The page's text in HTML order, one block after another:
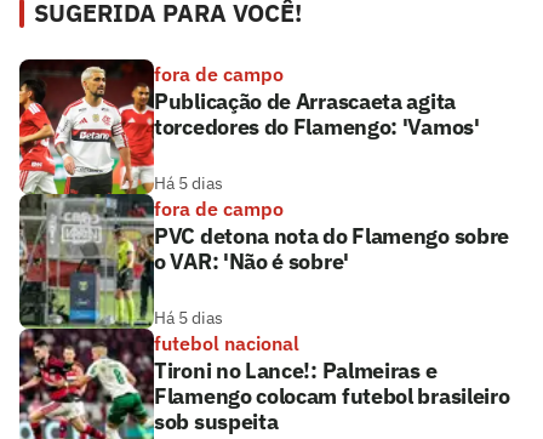
SUGERIDA PARA VOCÊ!
fora de campo
Publicação de Arrascaeta agita
torcedores do Flamengo: 'Vamos'
Há 5 dias
fora de campo
PVC detona nota do Flamengo sobre
o VAR: 'Não é sobre'
Há 5 dias
futebol nacional
Tironi no Lance!: Palmeiras e
Flamengo colocam futebol brasileiro
sob suspeita